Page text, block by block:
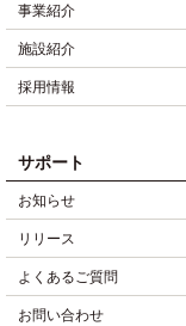
事業紹介
施設紹介
採用情報
サポート
お知らせ
リリース
よくあるご質問
お問い合わせ